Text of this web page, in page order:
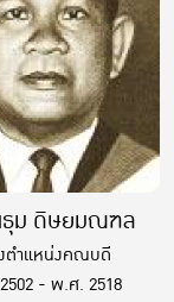
ม ดิษยมณฑล
ตำแหน่งคณบดี
- พ.ศ. 2518